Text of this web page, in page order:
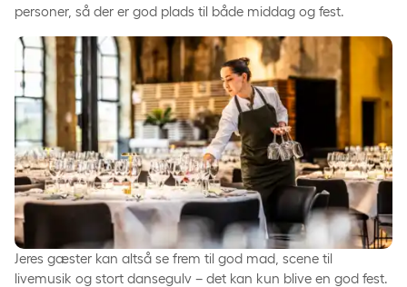
Sødt
Risalamande med hvid chokolade, karamelliserede
mandler og Amarene kirsebær
Roulade med praline, hasselnødder og dulce
chokolade
2 slags julesmåkager
personer, så der er god plads til både middag og fest.
Jeres gæster kan altså se frem til god mad, scene til
livemusik og stort dansegulv – det kan kun blive en god fest.